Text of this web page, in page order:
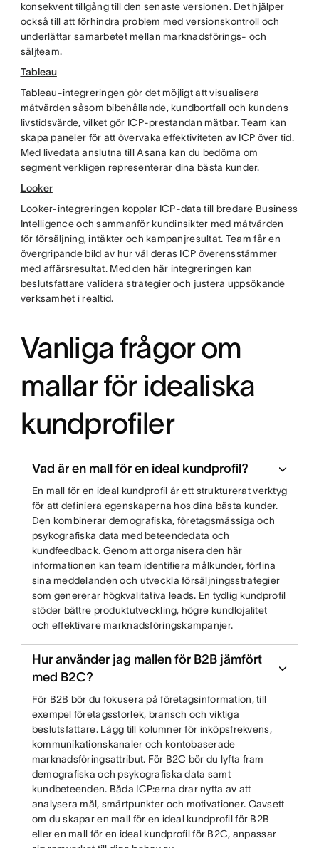
konsekvent tillgång till den senaste versionen. Det hjälper
också till att förhindra problem med versionskontroll och
underlättar samarbetet mellan marknadsförings- och
säljteam.
Tableau
Tableau-integreringen gör det möjligt att visualisera
mätvärden såsom bibehållande, kundbortfall och kundens
livstidsvärde, vilket gör ICP-prestandan mätbar. Team kan
skapa paneler för att övervaka effektiviteten av ICP över tid.
Med livedata anslutna till Asana kan du bedöma om
segment verkligen representerar dina bästa kunder.
Looker
Looker-integreringen kopplar ICP-data till bredare Business
Intelligence och sammanför kundinsikter med mätvärden
för försäljning, intäkter och kampanjresultat. Team får en
övergripande bild av hur väl deras ICP överensstämmer
med affärsresultat. Med den här integreringen kan
beslutsfattare validera strategier och justera uppsökande
verksamhet i realtid.
Vanliga frågor om
mallar för idealiska
kundprofiler
Vad är en mall för en ideal kundprofil?
En mall för en ideal kundprofil är ett strukturerat verktyg
för att definiera egenskaperna hos dina bästa kunder.
Den kombinerar demografiska, företagsmässiga och
psykografiska data med beteendedata och
kundfeedback. Genom att organisera den här
informationen kan team identifiera målkunder, förfina
sina meddelanden och utveckla försäljningsstrategier
som genererar högkvalitativa leads. En tydlig kundprofil
stöder bättre produktutveckling, högre kundlojalitet
och effektivare marknadsföringskampanjer.
Hur använder jag mallen för B2B jämfört
med B2C?
För B2B bör du fokusera på företagsinformation, till
exempel företagsstorlek, bransch och viktiga
beslutsfattare. Lägg till kolumner för inköpsfrekvens,
kommunikationskanaler och kontobaserade
marknadsföringsattribut. För B2C bör du lyfta fram
demografiska och psykografiska data samt
kundbeteenden. Båda ICP:erna drar nytta av att
analysera mål, smärtpunkter och motivationer. Oavsett
om du skapar en mall för en ideal kundprofil för B2B
eller en mall för en ideal kundprofil för B2C, anpassar